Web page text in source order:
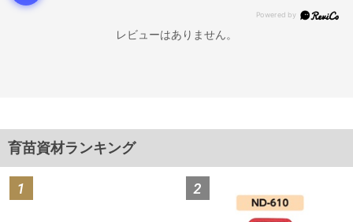
レビューはありません。
育苗資材ランキング